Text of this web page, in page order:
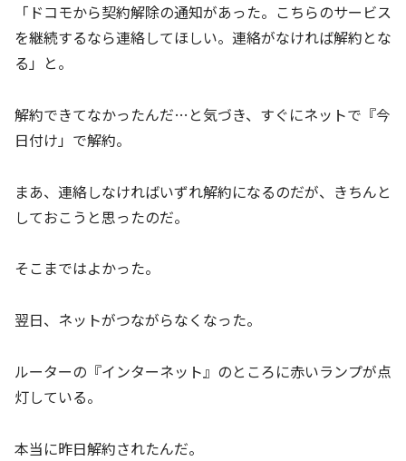
「ドコモから契約解除の通知があった。こちらのサービス
を継続するなら連絡してほしい。連絡がなければ解約とな
る」と。
解約できてなかったんだ…と気づき、すぐにネットで『今
日付け」で解約。
まあ、連絡しなければいずれ解約になるのだが、きちんと
しておこうと思ったのだ。
そこまではよかった。
翌日、ネットがつながらなくなった。
ルーターの『インターネット』のところに赤いランプが点
灯している。
本当に昨日解約されたんだ。